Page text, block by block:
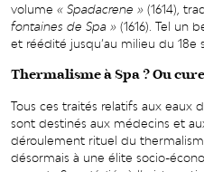
volume « Spadacrene » (1614),
fontaines de Spa » (1616). Tel un
et réédité jusqu’au milieu du 18e
Thermalisme à Spa ? Ou
Tous ces traités relatifs aux eaux
sont destinés aux médecins et
déroulement rituel du
désormais à une élite socio-